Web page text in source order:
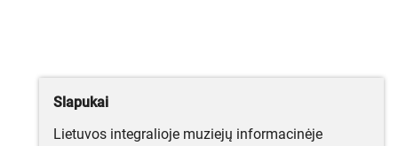
Slapukai
Lietuvos integralioje muziejų informacinėje